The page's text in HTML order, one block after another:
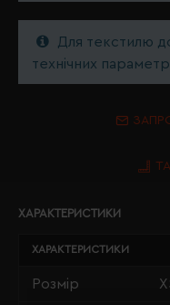
Для текстилю
технічних
ХАРАКТЕРИСТИКИ
ХАРАКТЕРИСТИКИ
Розмір